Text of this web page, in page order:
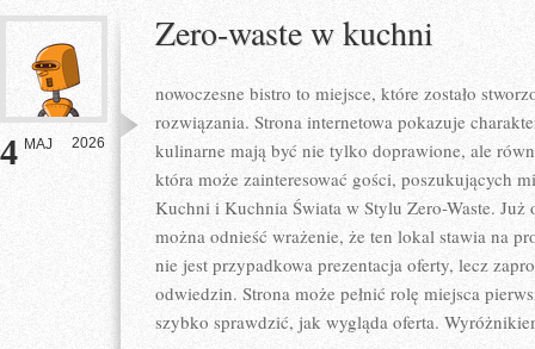
4 MAJ 2026
Zero-waste w kuchni
nowoczesne bistro to miejsce, które zostało
rozwiązania. Strona internetowa pokazuje
kulinarne mają być nie tylko doprawione, ale
która może zainteresować gości, poszukujących
Kuchni i Kuchnia Świata w Stylu Zero-Waste. Już
można odnieść wrażenie, że ten lokal stawia na
nie jest przypadkowa prezentacja oferty, lecz
odwiedzin. Strona może pełnić rolę miejsca
szybko sprawdzić, jak wygląda oferta.